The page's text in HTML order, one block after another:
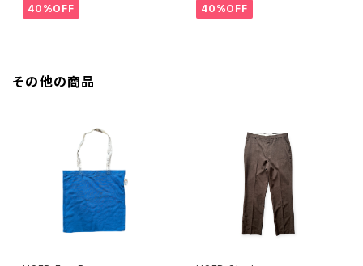
40%OFF 40%OFF
その他の商品